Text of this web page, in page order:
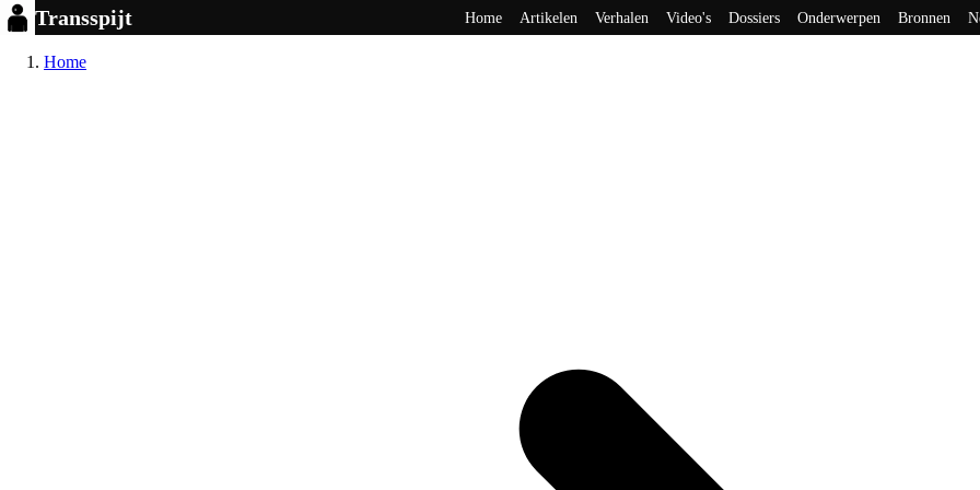
Transspijt Home Artikelen Verhalen Video's Dossiers Onderwerpen Bronnen
Home